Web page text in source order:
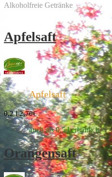
Alkoholfreie Getränke
Apfelsaft
Apfelsaft
0,2 l 2,70€
auch als 0,5 l erhältlich
Orangensaft